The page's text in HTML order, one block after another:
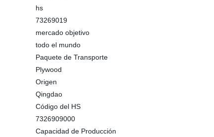
hs
73269019
mercado objetivo
todo el mundo
Paquete de Transporte
Plywood
Origen
Qingdao
Código del HS
7326909000
Capacidad de Producción